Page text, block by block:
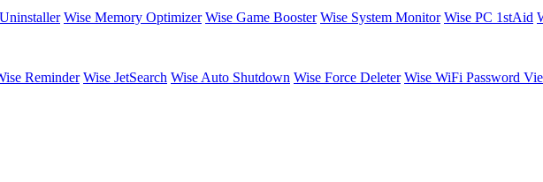
Wise Memory Optimizer Wise Game Booster Wise System Monitor Wise PC 1stAid
Reminder Wise JetSearch Wise Auto Shutdown Wise Force Deleter Wise WiFi Password